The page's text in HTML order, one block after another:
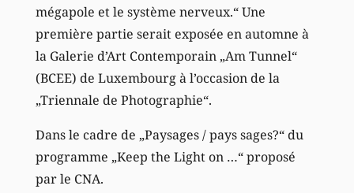
mégapole et le système nerveux.“ Une
première partie serait exposée en automne à
la Galerie d’Art Contemporain „Am Tunnel“
(BCEE) de Luxembourg à l’occasion de la
„Triennale de Photographie“.
Dans le cadre de „Paysages / pays sages?“ du
programme „Keep the Light on …“ proposé
par le CNA.